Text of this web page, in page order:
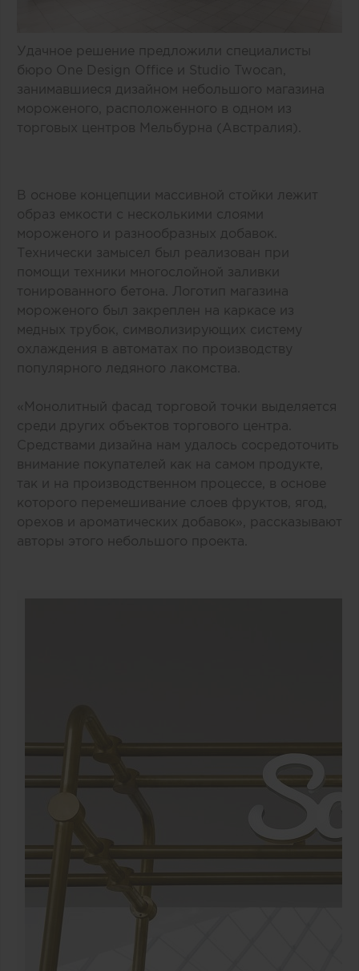
Удачное решение предложили специалисты
бюро One Design Office и Studio Twocan,
занимавшиеся дизайном небольшого магазина
мороженого, расположенного в одном из
торговых центров Мельбурна (Австралия).
В основе концепции массивной стойки лежит
образ емкости с несколькими слоями
мороженого и разнообразных добавок.
Технически замысел был реализован при
помощи техники многослойной заливки
тонированного бетона. Логотип магазина
мороженого был закреплен на каркасе из
медных трубок, символизирующих систему
охлаждения в автоматах по производству
популярного ледяного лакомства.
«Монолитный фасад торговой точки выделяется
среди других объектов торгового центра.
Средствами дизайна нам удалось сосредоточить
внимание покупателей как на самом продукте,
так и на производственном процессе, в основе
которого перемешивание слоев фруктов, ягод,
орехов и ароматических добавок», рассказывают
авторы этого небольшого проекта.